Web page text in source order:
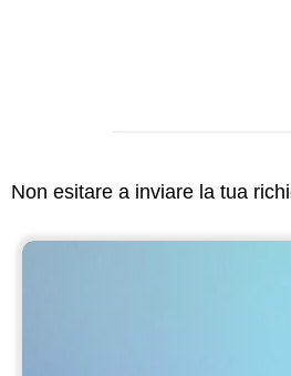
Non esitare a inviare la tua